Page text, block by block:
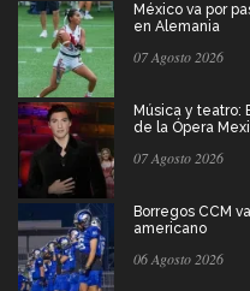
México va por
en Alemania
07 Agosto 2026
Música y teatro:
de la Ópera
07 Agosto 2026
Borregos CCM
americano
06 Agosto 2026